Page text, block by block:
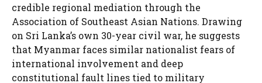
credible regional mediation through the
Association of Southeast Asian Nations. Drawing
on Sri Lanka’s own 30-year civil war, he suggests
that Myanmar faces similar nationalist fears of
international involvement and deep
constitutional fault lines tied to military